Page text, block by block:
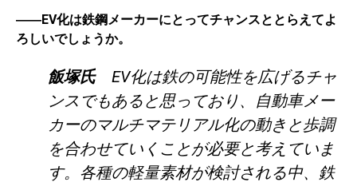
――EV化は鉄鋼メーカーにとってチャンスととらえてよ
ろしいでしょうか。
飯塚氏EV化は鉄の可能性を広げるチャ
ンスでもあると思っており、自動車メー
カーのマルチマテリアル化の動きと歩調
を合わせていくことが必要と考えていま
す。各種の軽量素材が検討される中、鉄